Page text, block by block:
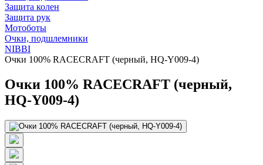
Защита колен
Защита рук
Мотоботы
Очки, подшлемники
NIBBI
Очки 100% RACECRAFT (черный, HQ-Y009-4)
Очки 100% RACECRAFT (черный,
HQ-Y009-4)